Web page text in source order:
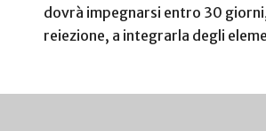
dovrà impegnarsi entro 30
reiezione, a integrarla degli